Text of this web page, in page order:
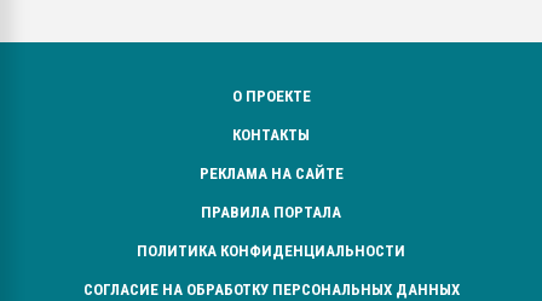
О ПРОЕКТЕ
КОНТАКТЫ
РЕКЛАМА НА САЙТЕ
ПРАВИЛА ПОРТАЛА
ПОЛИТИКА КОНФИДЕНЦИАЛЬНОСТИ
СОГЛАСИЕ НА ОБРАБОТКУ ПЕРСОНАЛЬНЫХ ДАННЫХ